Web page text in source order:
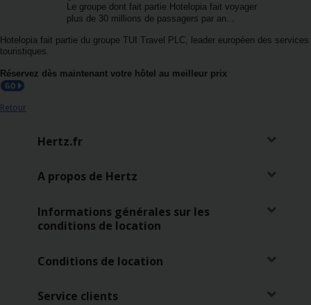
Gold+
Espace
Pro
Le groupe dont fait partie Hotelopia fait voyager
plus de 30 millions de passagers par an...
Hotelopia fait partie du groupe TUI Travel PLC, leader européen des services
touristiques.
Réservez dès maintenant votre hôtel au meilleur prix
Retour
Hertz.fr
A propos de Hertz
Informations générales sur les
conditions de location
Conditions de location
Service clients